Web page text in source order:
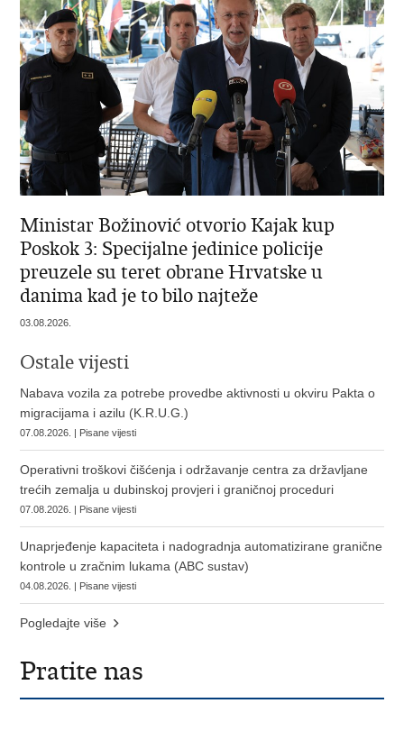
Ministar Božinović otvorio Kajak kup
Poskok 3: Specijalne jedinice policije
preuzele su teret obrane Hrvatske u
danima kad je to bilo najteže
03.08.2026.
Ostale vijesti
Nabava vozila za potrebe provedbe aktivnosti u okviru Pakta o
migracijama i azilu (K.R.U.G.)
07.08.2026. | Pisane vijesti
Operativni troškovi čišćenja i održavanje centra za državljane
trećih zemalja u dubinskoj provjeri i graničnoj proceduri
07.08.2026. | Pisane vijesti
Unaprjeđenje kapaciteta i nadogradnja automatizirane granične
kontrole u zračnim lukama (ABC sustav)
04.08.2026. | Pisane vijesti
Pogledajte više
Pratite nas